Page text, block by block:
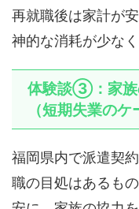
再就職後は家計が
神的な消耗が少な
体験談③：家族
（短期失業のケ
福岡県内で派遣契
職の目処はあるも